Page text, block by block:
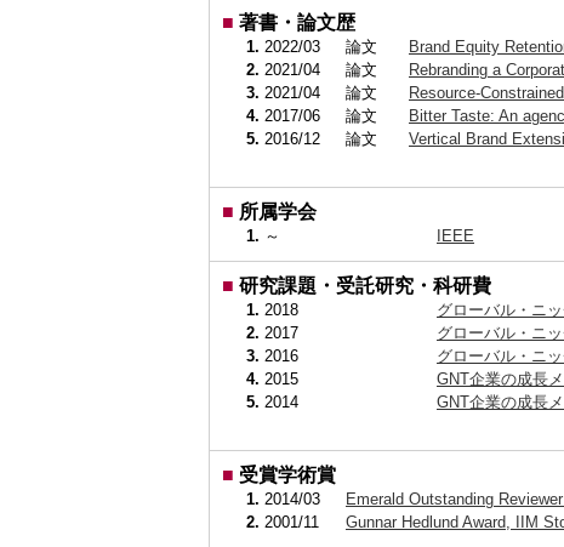
■ 著書・論文歴
1. 2022/03 論文
Brand Equity
2. 2021/04 論文
Rebranding a
3. 2021/04 論文
Resource-
4. 2017/06 論文
Bitter Taste: An
5. 2016/12 論文
Vertical Brand
■ 所属学会
1. ～ IEEE
■ 研究課題・受託研究・科研費
1. 2018
グローバル・ニ
2. 2017
グローバル・ニ
3. 2016
グローバル・ニ
4. 2015
GNT企業の成長
5. 2014
GNT企業の成長
■ 受賞学術賞
1. 2014/03
Emerald Outstanding
2. 2001/11 Gunnar Hedlund Award, IIM